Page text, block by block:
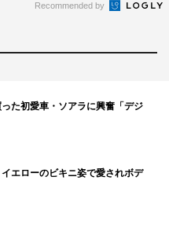
Recommended by
た初愛車・ソアラに興奮「デジ
エローのビキニ姿で愛されボデ